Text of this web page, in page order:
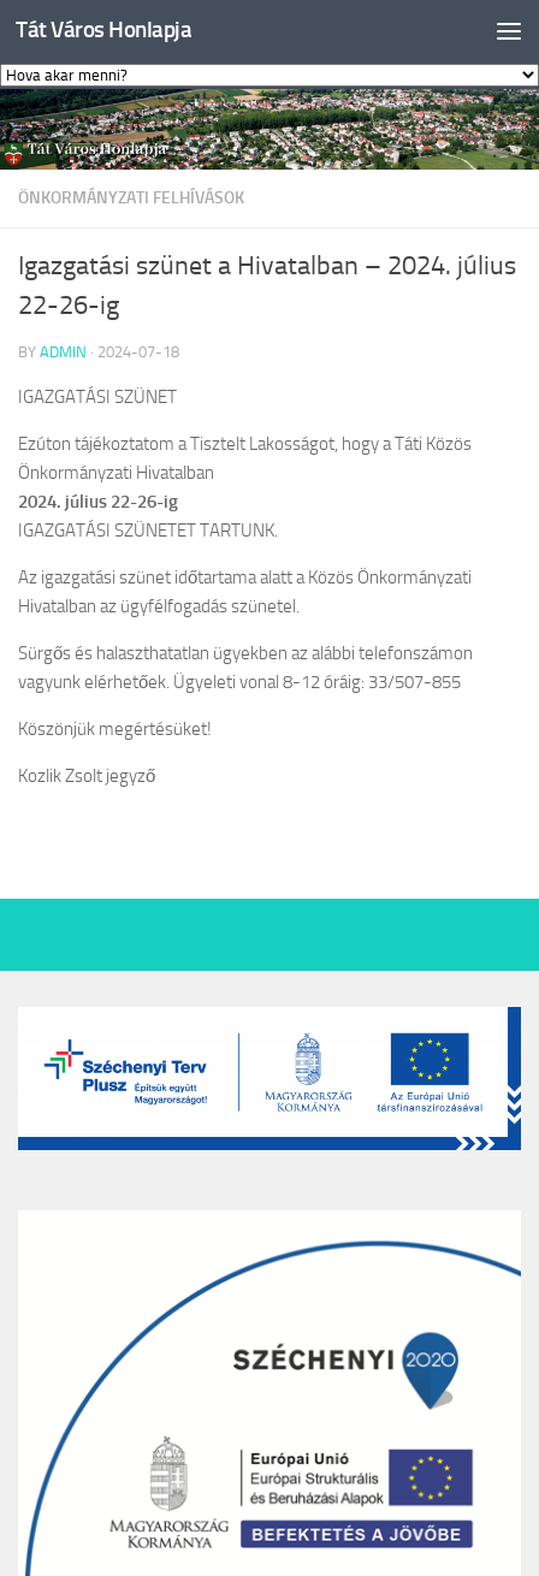
Skip to content
Tát Város Honlapja
ÖNKORMÁNYZATI FELHÍVÁSOK
Igazgatási szünet a Hivatalban – 2024. július
22-26-ig
BY ADMIN · 2024-07-18
IGAZGATÁSI SZÜNET
Ezúton tájékoztatom a Tisztelt Lakosságot, hogy a Táti Közös
Önkormányzati Hivatalban
2024. július 22-26-ig
IGAZGATÁSI SZÜNETET TARTUNK.
Az igazgatási szünet időtartama alatt a Közös Önkormányzati
Hivatalban az ügyfélfogadás szünetel.
Sürgős és halaszthatatlan ügyekben az alábbi telefonszámon
vagyunk elérhetőek. Ügyeleti vonal 8-12 óráig: 33/507-855
Köszönjük megértésüket!
Kozlik Zsolt jegyző